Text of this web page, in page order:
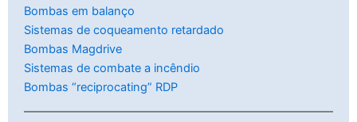
Bombas em balanço
Sistemas de coqueamento retardado
Bombas Magdrive
Sistemas de combate a incêndio
Bombas “reciprocating” RDP